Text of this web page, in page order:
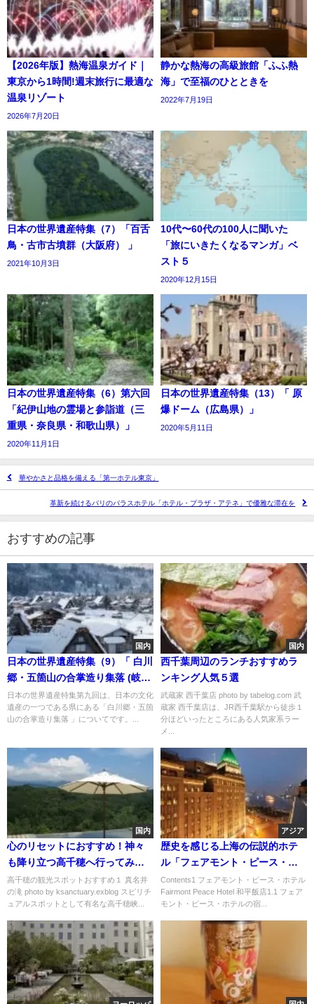
【2026年版】熱海温泉ガイド｜
東京から1時間!週末旅行に最適な
温泉リゾート
2026年7月20日
静かな熱海の高級旅館「ふふ熱
海」で至福のひとときを
2022年7月19日
日本の世界遺産特集（7）「百舌
鳥・古市古墳群（大阪府） 」
2021年10月3日
10代〜60代の100人に聞いた
「旅にいきたくなるマンガ」ベ
スト５
2020年12月15日
日本の世界遺産特集（6）第六回
「紀伊山地の霊場と参詣道（三
重県・奈良県・和歌山県）」
2020年11月1日
日本の世界遺産特集（13）「 原
爆ドーム（広島県）」
2020年5月11日
華やかさと品格を備える「第一ホテル東京」
革新を続けるパリのパラスホテル「ホテル・プラザ・アテネ」で優雅な滞在を
おすすめの記事
国内
日本の世界遺産特集（9）「 白川
郷・五箇山の合掌造り集落 (岐阜
県・富山県) 」
日本の世界遺産特集第九回は、日本の文化
遺産の一つである県にある「白川郷・五箇
山の合掌造り集落 」についてです。...
国内
西千葉周辺のランチおすすめラ
ンキング人気５選
武蔵家 西千葉店 photo by tabelog.com 武
蔵家 西千葉店は、JR西千葉駅から徒歩１
分ほどいったところにある人気家系ラー
メ...
国内
心のリセットにおすすめ！神々
も降り立つ高千穂へ行ってみま
せんか？
高千穂の観光スポットおすすめ１ 真名井
の滝 photo by ksanctuary.exblog スピリチ
ュアルスポットとして有名な高千穂峡...
アジア
歴史を感じる上海の伝説的ホテ
ル「フェアモント・ピース・ホ
テル」
Contents1 フェアモント・ピース・ホテル
Fairmont Peace Hotel 和平飯店1.1 フェア
モント・ピース・ホテルの宿...